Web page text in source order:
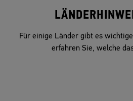
Für einige Länder gibt es
erfahren Sie, welche